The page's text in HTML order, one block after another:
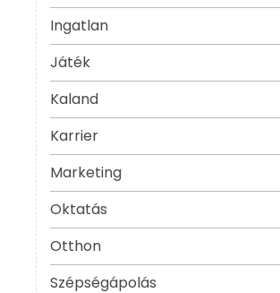
Ingatlan
Játék
Kaland
Karrier
Marketing
Oktatás
Otthon
Szépségápolás